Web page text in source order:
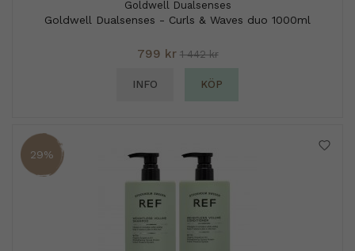
Goldwell Dualsenses
Goldwell Dualsenses - Curls & Waves duo 1000ml
799 kr 1 442 kr
INFO KÖP
29%